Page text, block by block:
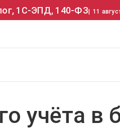
1С-ЭПД, 140-ФЗ| 11
учёта в